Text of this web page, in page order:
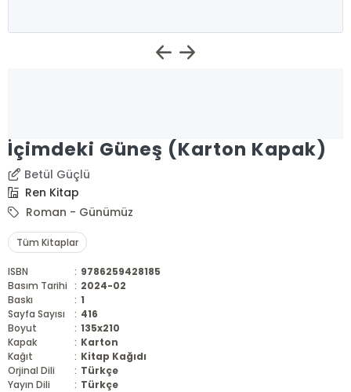
İçimdeki Güneş (Karton Kapak)
Betül Güçlü
Ren Kitap
Roman - Günümüz
Tüm Kitaplar
ISBN : 9786259428185
Basım Tarihi : 2024-02
Baskı
: 1
Sayfa Sayısı
: 416
Boyut
: 135x210
Kapak
: Karton
Kağıt
: Kitap Kağıdı
Orjinal Dili
: Türkçe
Yayın Dili
: Türkçe